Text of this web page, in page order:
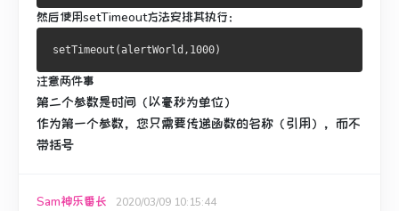
然后使用setTimeout方法安排其执行：
注意两件事
第二个参数是时间（以毫秒为单位）
作为第一个参数，您只需要传递函数的名称（引用），而不
带括号
Sam神乐番长 2020/03/09 10:15:44